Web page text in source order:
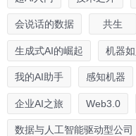
会说话的数据 共生
生成式AI的崛起 机器如
我的AI助手 感知机器
企业AI之旅 Web3.0
数据与人工智能驱动型公司